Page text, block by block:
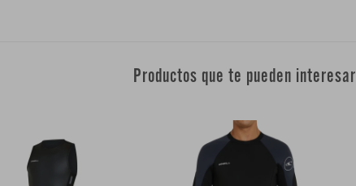
Productos que te pueden interesar